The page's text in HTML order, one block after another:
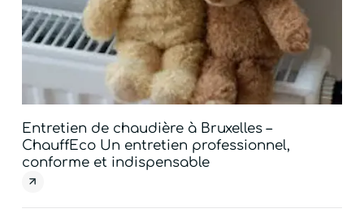
Entretien de chaudière à Bruxelles –
ChauffEco Un entretien professionnel,
conforme et indispensable